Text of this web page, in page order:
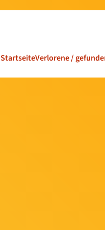
StartseiteVerlorene /